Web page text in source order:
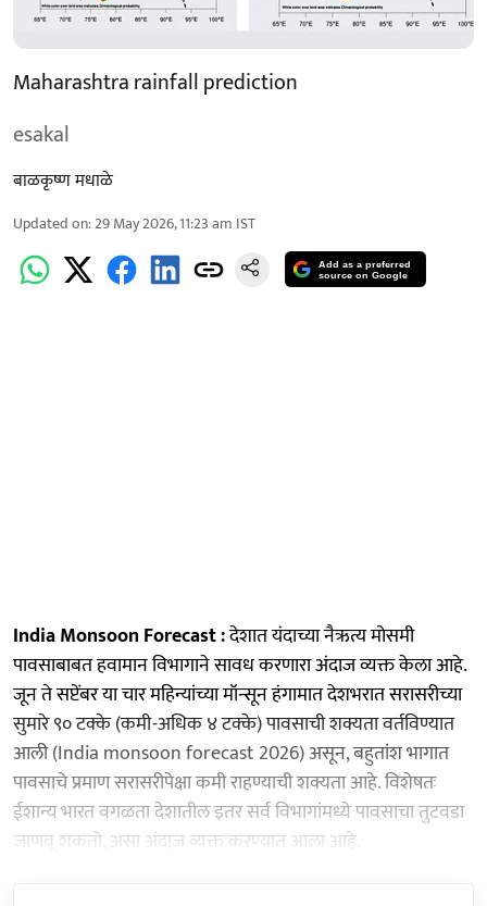
Maharashtra rainfall prediction
esakal
बाळकृष्ण मधाळे
Updated on:29 May 2026, 11:23 am IST
Add as a preferred
source on Google
India Monsoon Forecast :देशात यंदाच्या नैऋत्य मोसमी
पावसाबाबत हवामान विभागाने सावध करणारा अंदाज व्यक्त केला आहे.
जून ते सप्टेंबर या चार महिन्यांच्या मॉन्सून हंगामात देशभरात सरासरीच्या
सुमारे ९० टक्के (कमी-अधिक ४ टक्के) पावसाची शक्यता वर्तविण्यात
आली (India monsoon forecast 2026) असून, बहुतांश भागात
पावसाचे प्रमाण सरासरीपेक्षा कमी राहण्याची शक्यता आहे. विशेषतः
ईशान्य भारत वगळता देशातील इतर सर्व विभागांमध्ये पावसाचा तुटवडा
जाणवू शकतो, असा अंदाज व्यक्त करण्यात आला आहे.